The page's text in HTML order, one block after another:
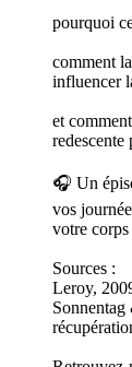
pourquoi
comment
influencer
et
🎧 Un
vos
votre
Sources :
Leroy,